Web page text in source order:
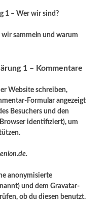
1 – Wer wir sind?
sammeln und warum
1 – Kommentare
Website schreiben,
Formular angezeigt
Besuchers und den
identifiziert), um
anonymisierte
und dem Gravatar-
ob du diesen benutzt.